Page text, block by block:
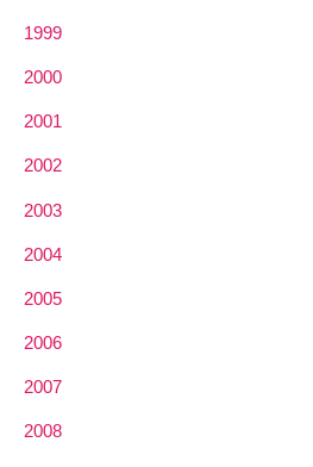
1999
2000
2001
2002
2003
2004
2005
2006
2007
2008